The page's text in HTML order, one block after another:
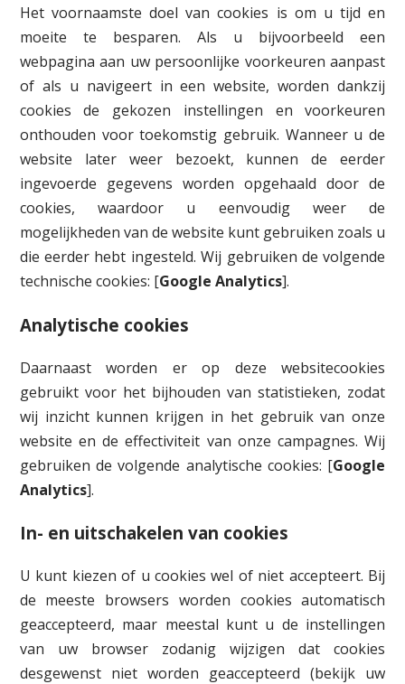
Het voornaamste doel van cookies is om u tijd en
moeite te besparen. Als u bijvoorbeeld een
webpagina aan uw persoonlijke voorkeuren aanpast
of als u navigeert in een website, worden dankzij
cookies de gekozen instellingen en voorkeuren
onthouden voor toekomstig gebruik. Wanneer u de
website later weer bezoekt, kunnen de eerder
ingevoerde gegevens worden opgehaald door de
cookies, waardoor u eenvoudig weer de
mogelijkheden van de website kunt gebruiken zoals u
die eerder hebt ingesteld. Wij gebruiken de volgende
technische cookies: [Google Analytics].
Analytische cookies
Daarnaast worden er op deze websitecookies
gebruikt voor het bijhouden van statistieken, zodat
wij inzicht kunnen krijgen in het gebruik van onze
website en de effectiviteit van onze campagnes. Wij
gebruiken de volgende analytische cookies: [Google
Analytics].
In- en uitschakelen van cookies
U kunt kiezen of u cookies wel of niet accepteert. Bij
de meeste browsers worden cookies automatisch
geaccepteerd, maar meestal kunt u de instellingen
van uw browser zodanig wijzigen dat cookies
desgewenst niet worden geaccepteerd (bekijk uw